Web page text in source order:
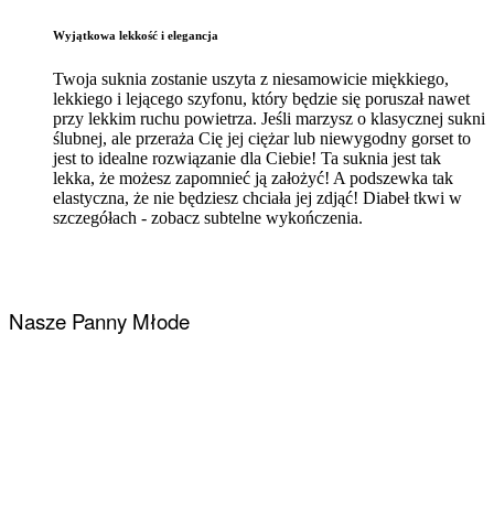
Wyjątkowa lekkość i elegancja
Twoja suknia zostanie uszyta z niesamowicie miękkiego,
lekkiego i lejącego szyfonu, który będzie się poruszał nawet
przy lekkim ruchu powietrza. Jeśli marzysz o klasycznej sukni
ślubnej, ale przeraża Cię jej ciężar lub niewygodny gorset to
jest to idealne rozwiązanie dla Ciebie! Ta suknia jest tak
lekka, że możesz zapomnieć ją założyć! A podszewka tak
elastyczna, że nie będziesz chciała jej zdjąć! Diabeł tkwi w
szczegółach - zobacz subtelne wykończenia.
Nasze Panny Młode